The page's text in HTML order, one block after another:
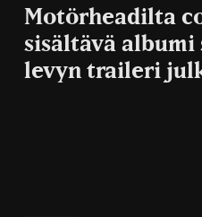
Motörheadilta
sisältävä albumi
levyn traileri